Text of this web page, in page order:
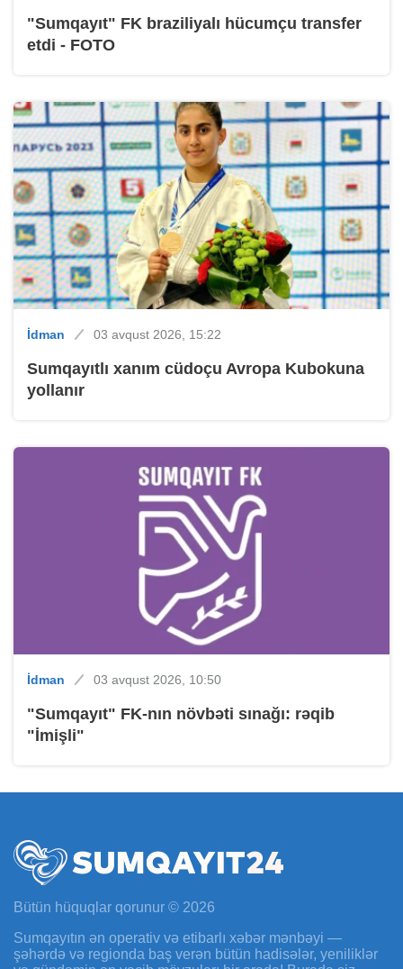
"Sumqayıt" FK braziliyalı hücumçu transfer
etdi - FOTO
İdman 03 avqust 2026, 15:22
Sumqayıtlı xanım cüdoçu Avropa Kubokuna
yollanır
İdman 03 avqust 2026, 10:50
"Sumqayıt" FK-nın növbəti sınağı: rəqib
"İmişli"
Bütün hüquqlar qorunur © 2026
Sumqayıtın ən operativ və etibarlı xəbər mənbəyi —
şəhərdə və regionda baş verən bütün hadisələr, yeniliklər